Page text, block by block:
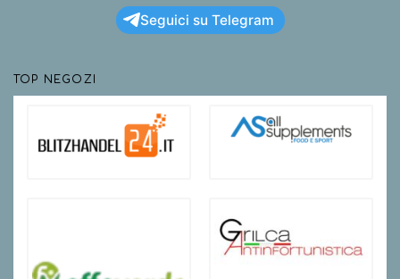
Seguici su Telegram
TOP NEGOZI